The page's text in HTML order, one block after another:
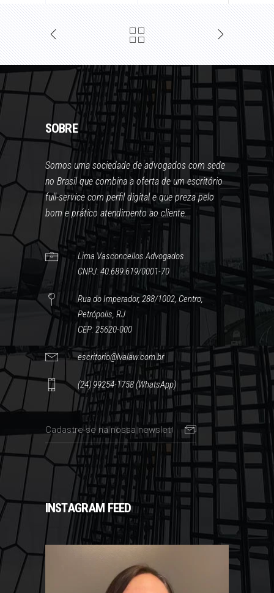
SOBRE
Somos uma sociedade de advogados com sede
no Brasil que combina a oferta de um escritório
full-service com perfil digital e que preza pelo
bom e prático atendimento ao cliente.
Lima Vasconcellos Advogados
CNPJ: 40.689.619/0001-70
Rua do Imperador, 288/1002, Centro,
Petrópolis, RJ
CEP: 25620-000
escritorio@lvalaw.com.br
(24) 99254-1758 (WhatsApp)
INSTAGRAM FEED